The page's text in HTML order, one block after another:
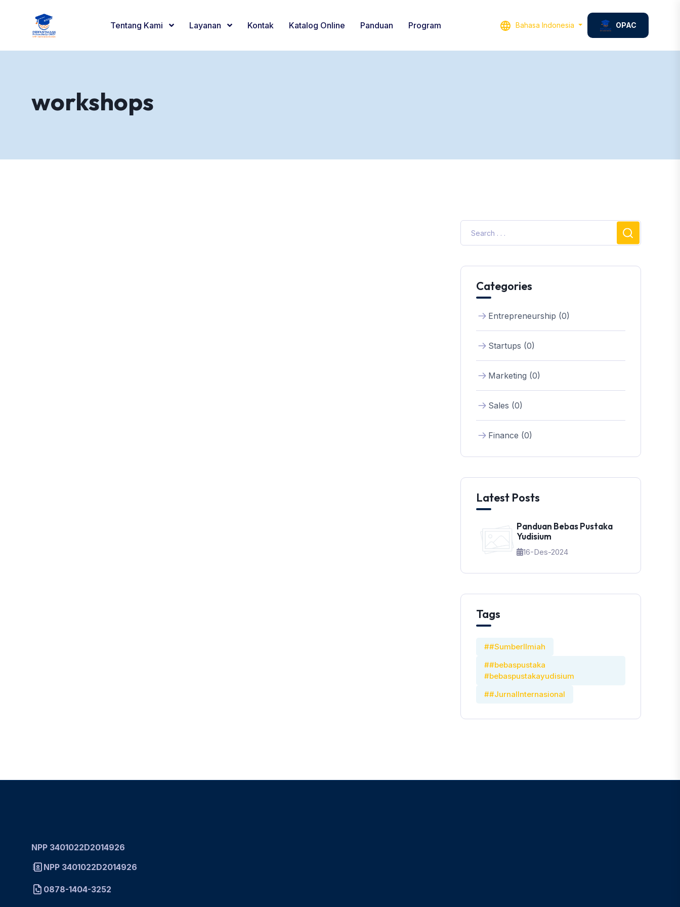
Tentang Kami Layanan Kontak Katalog Online Panduan Program Bahasa Indonesia OPAC
workshops
Categories
Entrepreneurship (0)
Startups (0)
Marketing (0)
Sales (0)
Finance (0)
Latest Posts
Panduan Bebas Pustaka
Yudisium
16-Des-2024
Tags
##SumberIlmiah
##bebaspustaka
#bebaspustakayudisium
##JurnalInternasional
NPP 3401022D2014926
NPP 3401022D2014926
0878-1404-3252